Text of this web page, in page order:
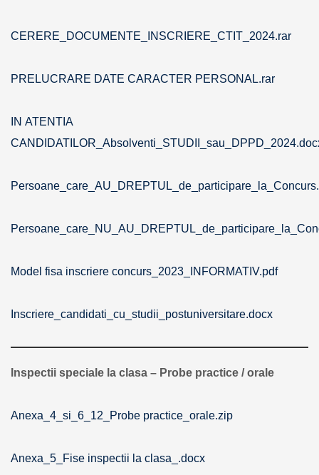
CERERE_DOCUMENTE_INSCRIERE_CTIT_2024.rar
PRELUCRARE DATE CARACTER PERSONAL.rar
IN ATENTIA
Model fisa inscriere concurs_2023_INFORMATIV.pdf
Inscriere_candidati_cu_studii_postuniversitare.docx
Inspectii speciale la clasa – Probe practice / orale
Anexa_4_si_6_12_Probe practice_orale.zip
Anexa_5_Fise inspectii la clasa_.docx